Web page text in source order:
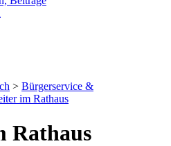
> Bürgerservice &
im Rathaus
Rathaus